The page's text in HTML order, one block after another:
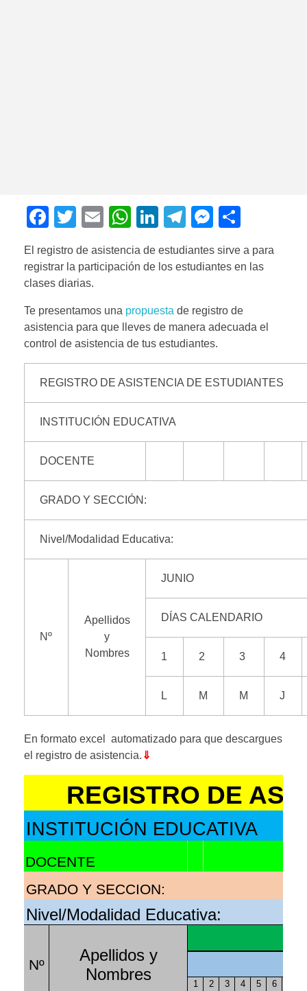
F
c
e
b
o
o
k
T
tt
er
E
ail
W
at
A
p
p
Li
k
dI
n
T
e
a
m
M
ss
n
g
er
m
ar
tir
El registro de asistencia de estudiantes sirve a para
registrar la participación de los estudiantes en las
clases diarias.
Te presentamos una propuesta de registro de
asistencia para que lleves de manera adecuada el
control de asistencia de tus estudiantes.
REGISTRO DE ASISTENCIA DE ESTUDIANTES
INSTITUCIÓN EDUCATIVA
DOCENTE
GRADO Y SECCIÓN:
Nivel/Modalidad Educativa:
Nº
Apellidos
y
Nombres
JUNIO
DÍAS CALENDARIO
1 2 3 4
L M M J
En formato excel automatizado para que descargues
el registro de asistencia. ⇓